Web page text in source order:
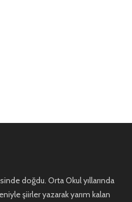
doğdu. Orta Okul yıllarında
şiirler yazarak yarım kalan